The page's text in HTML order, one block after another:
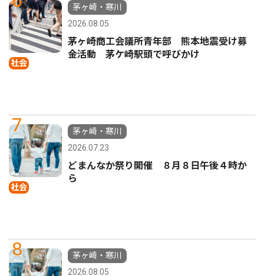
社会
茅ヶ崎・寒川
2026.08.05
茅ヶ崎商工会議所青年部 熊本地震受け募
金活動 茅ケ崎駅頭で呼びかけ
7
社会
茅ヶ崎・寒川
2026.07.23
どまんなか祭り開催 ８月８日午後４時か
ら
8
茅ヶ崎・寒川
2026.08.05